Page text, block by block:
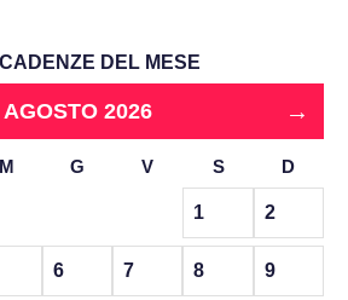
DEL MESE
AGOSTO 2026 →
M G V S D
1 2
6 7 8 9